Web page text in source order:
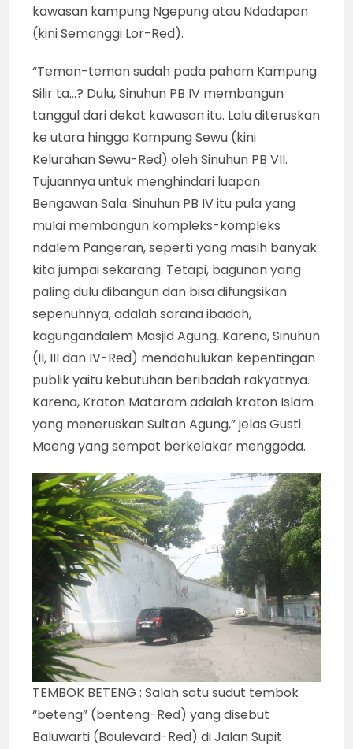
kawasan kampung Ngepung atau Ndadapan
(kini Semanggi Lor-Red).
“Teman-teman sudah pada paham Kampung
Silir ta…? Dulu, Sinuhun PB IV membangun
tanggul dari dekat kawasan itu. Lalu diteruskan
ke utara hingga Kampung Sewu (kini
Kelurahan Sewu-Red) oleh Sinuhun PB VII.
Tujuannya untuk menghindari luapan
Bengawan Sala. Sinuhun PB IV itu pula yang
mulai membangun kompleks-kompleks
ndalem Pangeran, seperti yang masih banyak
kita jumpai sekarang. Tetapi, bagunan yang
paling dulu dibangun dan bisa difungsikan
sepenuhnya, adalah sarana ibadah,
kagungandalem Masjid Agung. Karena, Sinuhun
(II, III dan IV-Red) mendahulukan kepentingan
publik yaitu kebutuhan beribadah rakyatnya.
Karena, Kraton Mataram adalah kraton Islam
yang meneruskan Sultan Agung,” jelas Gusti
Moeng yang sempat berkelakar menggoda.
TEMBOK BETENG : Salah satu sudut tembok
“beteng” (benteng-Red) yang disebut
Baluwarti (Boulevard-Red) di Jalan Supit